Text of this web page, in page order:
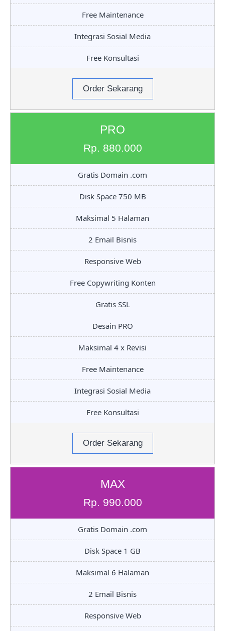
Free Maintenance
Integrasi Sosial Media
Free Konsultasi
Order Sekarang
PRO
Rp. 880.000
Gratis Domain .com
Disk Space 750 MB
Maksimal 5 Halaman
2 Email Bisnis
Responsive Web
Free Copywriting Konten
Gratis SSL
Desain PRO
Maksimal 4 x Revisi
Free Maintenance
Integrasi Sosial Media
Free Konsultasi
Order Sekarang
MAX
Rp. 990.000
Gratis Domain .com
Disk Space 1 GB
Maksimal 6 Halaman
2 Email Bisnis
Responsive Web